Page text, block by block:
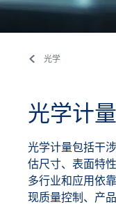
光学
光学计量
光学计量包括干
估尺寸、表面特
多行业和应用依
现质量控制、产